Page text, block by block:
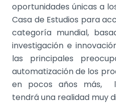
oportunidades únicas a
Casa de Estudios para
categoría mundial,
investigación e
las principales
automatización de los
en pocos años más,
tendrá una realidad muy